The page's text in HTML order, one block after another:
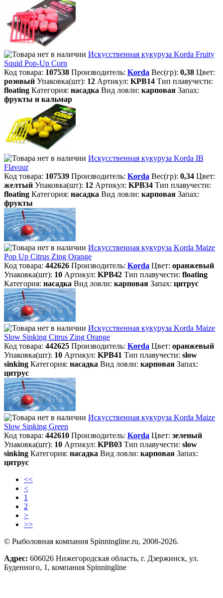
Искусственная кукуруза Korda Fruity
Squid Pop-Up Corn
Код товара: 107538 Производитель: Korda Вес(гр): 0,38 Цвет:
розовый Упаковка(шт): 12 Артикул: KPB14 Тип плавучести:
floating Категория: насадка Вид ловли: карповая Запах:
фрукты и кальмар
Искусственная кукуруза Korda IB
Flavour
Код товара: 107539 Производитель: Korda Вес(гр): 0,34 Цвет:
желтый Упаковка(шт): 12 Артикул: KPB34 Тип плавучести:
floating Категория: насадка Вид ловли: карповая Запах:
фрукты
Искусственная кукуруза Korda Maize
Pop Up Citrus Zing Orange
Код товара: 442626 Производитель: Korda Цвет: оранжевый
Упаковка(шт): 10 Артикул: KPB42 Тип плавучести: floating
Категория: насадка Вид ловли: карповая Запах: цитрус
Искусственная кукуруза Korda Maize
Slow Sinking Citrus Zing Orange
Код товара: 442625 Производитель: Korda Цвет: оранжевый
Упаковка(шт): 10 Артикул: KPB41 Тип плавучести: slow
sinking Категория: насадка Вид ловли: карповая Запах:
цитрус
Искусственная кукуруза Korda Maize
Slow Sinking Green
Код товара: 442610 Производитель: Korda Цвет: зеленый
Упаковка(шт): 10 Артикул: KPB03 Тип плавучести: slow
sinking Категория: насадка Вид ловли: карповая Запах:
цитрус
<<
<
1
2
>
>>
© Рыболовная компания Spinningline.ru, 2008-2026.
Адрес: 606026 Нижегородская область, г. Дзержинск, ул.
Буденного, 1, компания Spinningline